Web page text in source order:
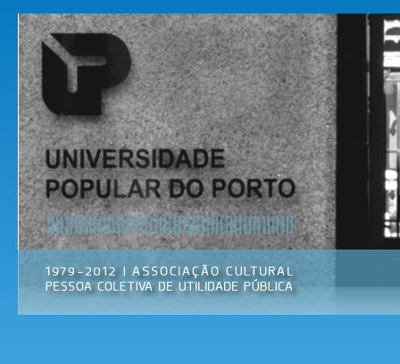
Universidade
Popular do
Porto
Associação
Cultural